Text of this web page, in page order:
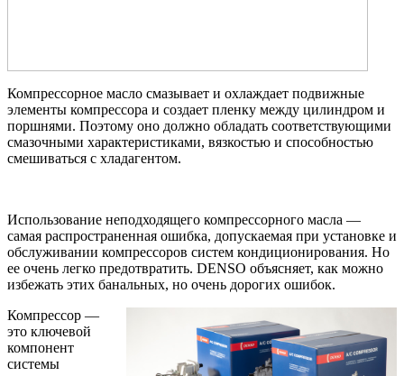
Компрессорное масло смазывает и охлаждает подвижные
элементы компрессора и создает пленку между цилиндром и
поршнями. Поэтому оно должно обладать соответствующими
смазочными характеристиками, вязкостью и способностью
смешиваться с хладагентом.
Использование неподходящего компрессорного масла —
самая распространенная ошибка, допускаемая при установке и
обслуживании компрессоров систем кондиционирования. Но
ее очень легко предотвратить. DENSO объясняет, как можно
избежать этих банальных, но очень дорогих ошибок.
Компрессор —
это ключевой
компонент
системы